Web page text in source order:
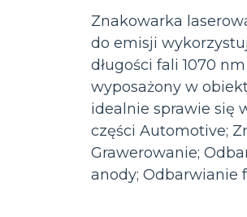
Znakowarka
do emisji
długości fali 1070
wyposażony w
idealnie sprawie się
części Automotive;
Grawerowanie;
anody; Odbarwianie